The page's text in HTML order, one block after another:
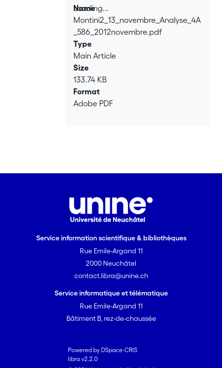
Loading...
Loading...
Name
Montini2_13_novembre_Analyse_4A
_586_2012novembre.pdf
Type
Main Article
Size
133.74 KB
Format
Adobe PDF
Service information scientifique & bibliothèques
Rue Emile-Argand 11
2000 Neuchâtel
contact.libra@unine.ch
Service informatique et télématique
Rue Emile-Argand 11
Bâtiment B, rez-de-chaussée
Powered by DSpace-CRIS
libra v2.2.0